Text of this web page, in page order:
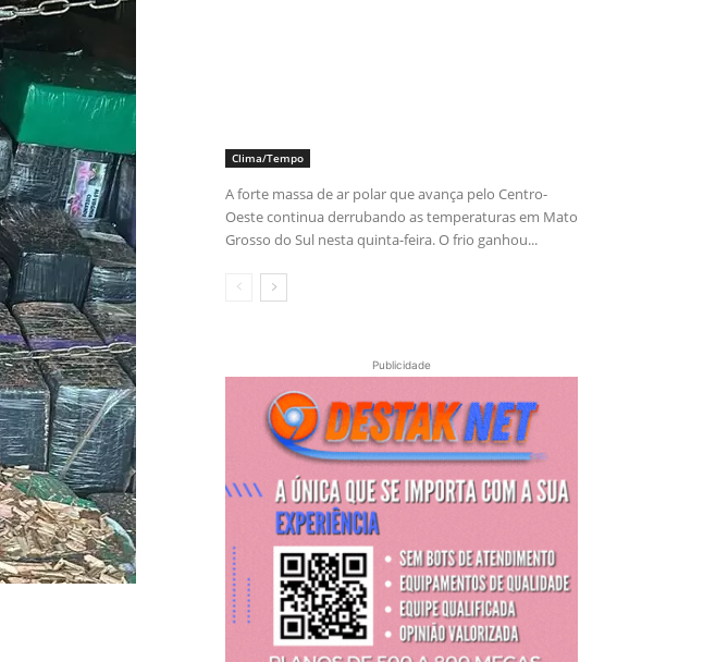
Clima/Tempo
A forte massa de ar polar que avança pelo Centro-
Oeste continua derrubando as temperaturas em Mato
Grosso do Sul nesta quinta-feira. O frio ganhou...
Publicidade